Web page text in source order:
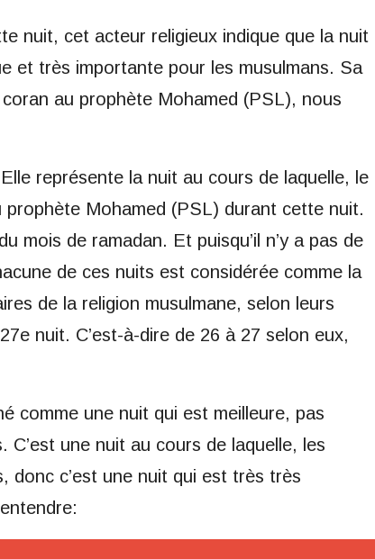
nuit, cet acteur religieux indique que la nuit
et très importante pour les musulmans. Sa
au prophète Mohamed (PSL), nous
représente la nuit au cours de laquelle, le
Mohamed (PSL) durant cette nuit.
mois de ramadan. Et puisqu’il n’y a pas de
de ces nuits est considérée comme la
de la religion musulmane, selon leurs
nuit. C’est-à-dire de 26 à 27 selon eux,
comme une nuit qui est meilleure, pas
C’est une nuit au cours de laquelle, les
donc c’est une nuit qui est très très